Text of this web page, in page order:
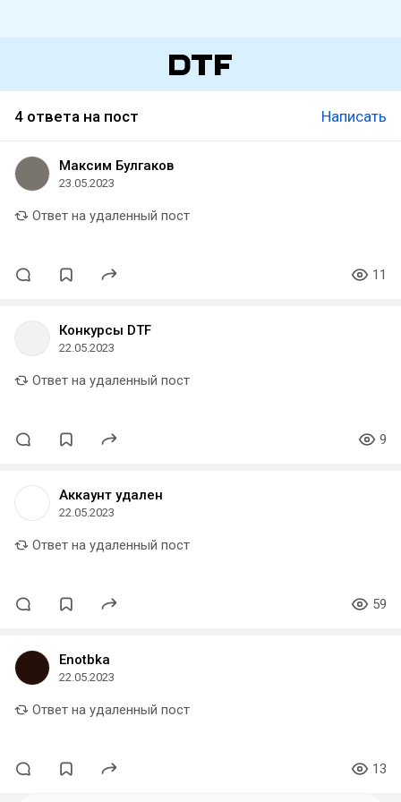
4 ответа на пост Написать
Максим Булгаков
23.05.2023
Ответ на удаленный пост
11
Конкурсы DTF
22.05.2023
Ответ на удаленный пост
9
Аккаунт удален
22.05.2023
Ответ на удаленный пост
59
Enotbka
22.05.2023
Ответ на удаленный пост
13